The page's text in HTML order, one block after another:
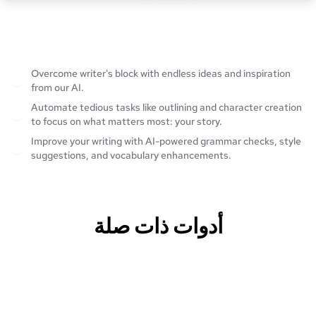
Overcome writer's block with endless ideas and inspiration
from our AI.
Automate tedious tasks like outlining and character creation
to focus on what matters most: your story.
Improve your writing with AI-powered grammar checks, style
suggestions, and vocabulary enhancements.
أدوات ذات صلة